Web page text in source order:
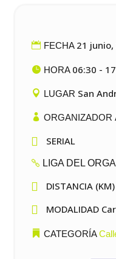
FECHA 21 junio,
HORA 06:30 -
LUGAR San
ORGANIZADOR
 SERIAL
LIGA DEL
 DISTANCIA
 MODALIDAD
CATEGORÍA